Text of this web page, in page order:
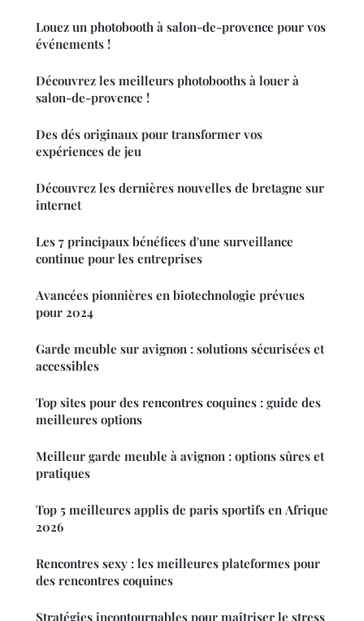
Louez un photobooth à salon-de-provence pour vos
événements !
Découvrez les meilleurs photobooths à louer à
salon-de-provence !
Des dés originaux pour transformer vos
expériences de jeu
Découvrez les dernières nouvelles de bretagne sur
internet
Les 7 principaux bénéfices d'une surveillance
continue pour les entreprises
Avancées pionnières en biotechnologie prévues
pour 2024
Garde meuble sur avignon : solutions sécurisées et
accessibles
Top sites pour des rencontres coquines : guide des
meilleures options
Meilleur garde meuble à avignon : options sûres et
pratiques
Top 5 meilleures applis de paris sportifs en Afrique
2026
Rencontres sexy : les meilleures plateformes pour
des rencontres coquines
Stratégies incontournables pour maîtriser le stress